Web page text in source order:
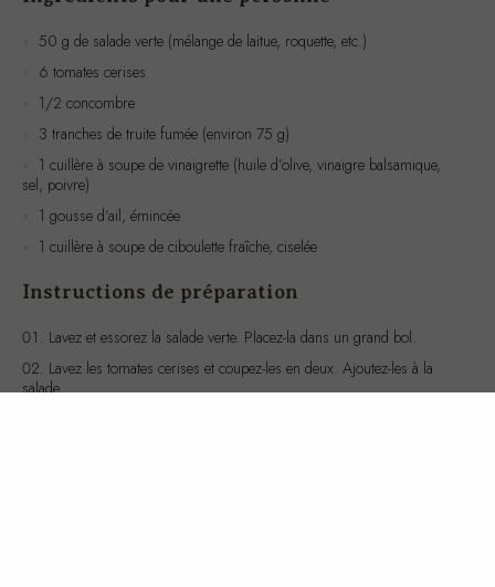
1/2 concombre
3 tranches de truite fumée (environ 75 g)
1 cuillère à soupe de vinaigrette (huile d’olive, vinaigre balsamique,
sel, poivre)
1 gousse d’ail, émincée
1 cuillère à soupe de ciboulette fraîche, ciselée
Instructions de préparation
Lavez et essorez la salade verte. Placez-la dans un grand bol.
salade.
Épluchez le concombre, coupez-le en rondelles et ajoutez-le au
mélange.